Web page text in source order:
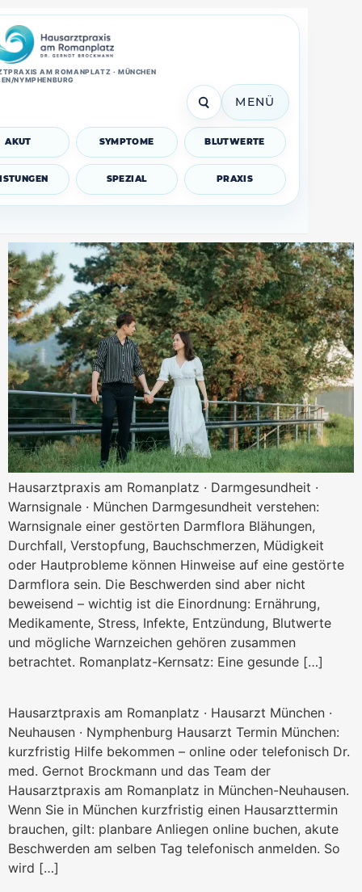
AM ROMANPLATZ · MÜNCHEN
NYMPHENBURG
AKUT SYMPTOME BLUTWERTE
SPEZIAL PRAXIS
MENÜ
Darmgesundheit
Hausarztpraxis am Romanplatz · Darmgesundheit ·
Warnsignale · München Darmgesundheit verstehen:
Warnsignale einer gestörten Darmflora Blähungen,
Durchfall, Verstopfung, Bauchschmerzen, Müdigkeit
oder Hautprobleme können Hinweise auf eine gestörte
Darmflora sein. Die Beschwerden sind aber nicht
beweisend – wichtig ist die Einordnung: Ernährung,
Medikamente, Stress, Infekte, Entzündung, Blutwerte
und mögliche Warnzeichen gehören zusammen
betrachtet. Romanplatz-Kernsatz: Eine gesunde […]
Hausarztpraxis am Romanplatz · Hausarzt München ·
Neuhausen · Nymphenburg Hausarzt Termin München:
kurzfristig Hilfe bekommen – online oder telefonisch Dr.
med. Gernot Brockmann und das Team der
Hausarztpraxis am Romanplatz in München-Neuhausen.
Wenn Sie in München kurzfristig einen Hausarzttermin
brauchen, gilt: planbare Anliegen online buchen, akute
Beschwerden am selben Tag telefonisch anmelden. So
wird […]